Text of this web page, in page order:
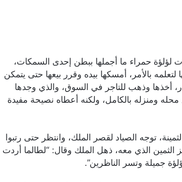
حمراء ما أجملها ببطن إحدى السمكات،
بالأمر، أمسكها بيده وقرر بيعها حتى يتمكن
أخذها وذهب للتاجر في السوق، والذي وجدها
ومنزله بالكامل، ولكنه أعطاه نصيحة مفيدة
توجه الصياد لقصر الملك، وانتظر حتى رتبوا
الذي معه، ذهل الملك وقال: “لطالما أردت
جميلة وتسر الناظرين”.